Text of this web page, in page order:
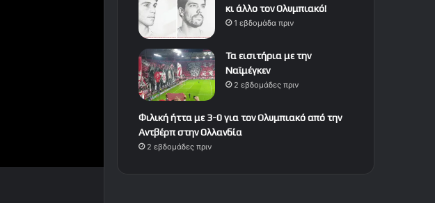
κι άλλο τον Ολυμπιακό!
1 εβδομάδα πριν
Τα εισιτήρια με την
Ναϊμέγκεν
2 εβδομάδες πριν
Φιλική ήττα με 3-0 για τον Ολυμπιακό από την
Αντβέρπ στην Ολλανδία
2 εβδομάδες πριν